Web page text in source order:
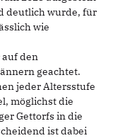
deutlich wurde, für
wie
auf den
geachtet.
jeder Altersstufe
möglichst die
Gettorfs in die
ist dabei